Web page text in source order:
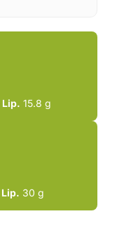
Lip. 15.8 g
Lip. 30 g